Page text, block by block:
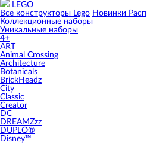
LEGO
Все конструкторы Lego Новинки
Коллекционные наборы
Уникальные наборы
4+
ART
Animal Crossing
Architecture
Botanicals
BrickHeadz
City
Classic
Creator
DC
DREAMZzz
DUPLO®
Disney™